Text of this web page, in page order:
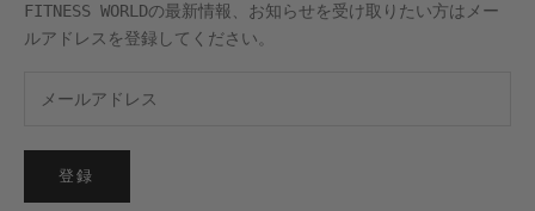
FITNESS WORLDの最新情報、お知らせを受け取りたい方はメー
ルアドレスを登録してください。
登録